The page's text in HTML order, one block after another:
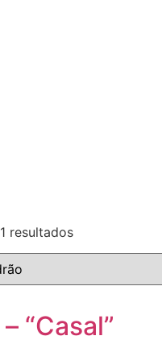
resultados
“Casal”